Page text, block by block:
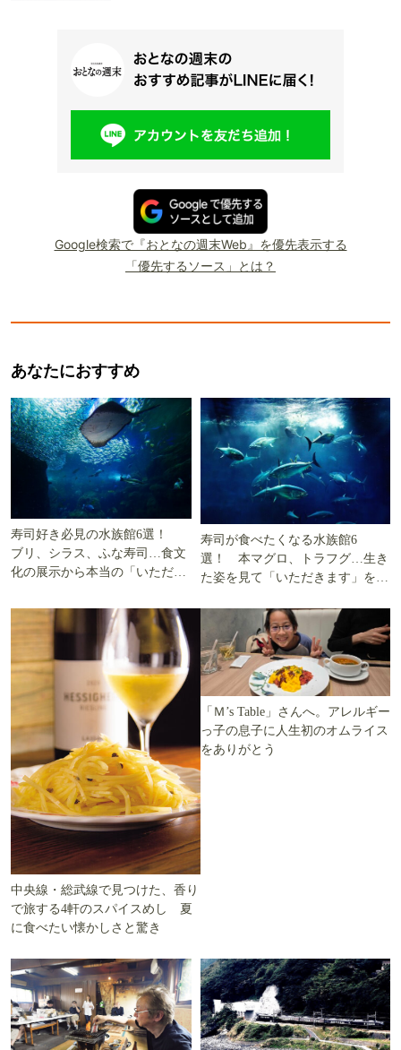
Google検索で『おとなの週末Web』を優先表示する
「優先するソース」とは？
あなたにおすすめ
寿司好き必見の水族館6選！
ブリ、シラス、ふな寿司…食文
化の展示から本当の「いただき
寿司が食べたくなる水族館6
選！ 本マグロ、トラフグ…生き
た姿を見て「いただきます」を考
中央線・総武線で見つけた、香り
で旅する4軒のスパイスめし 夏
に食べたい懐かしさと驚き
「Ｍ’s Table」さんへ。アレルギー
っ子の息子に人生初のオムライス
をありがとう